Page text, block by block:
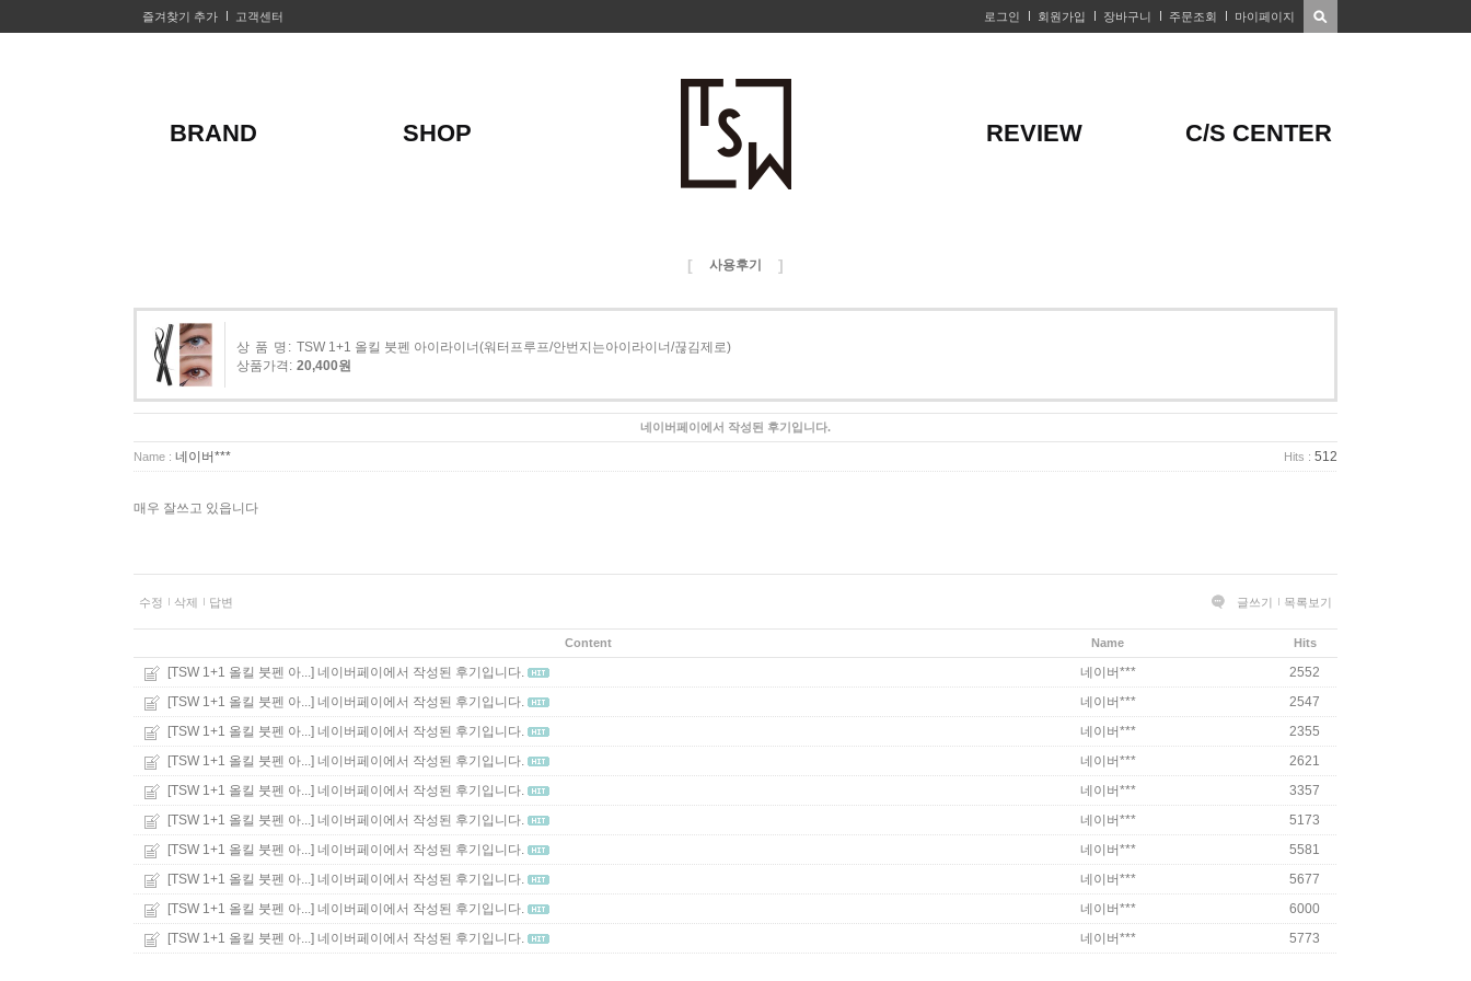
즐겨찾기 추가 고객센터 로그인 회원가입 장바구니 주문조회 마이페이지
BRAND SHOP REVIEW C/S CENTER
[ 사용후기 ]
상 품 명: TSW 1+1 올킬 붓펜 아이라이너(워터프루프/안번지는아이라이너/끊김제로)
상품가격: 20,400원
네이버페이에서 작성된 후기입니다.
Name : 네이버*** Hits : 512
매우 잘쓰고 있읍니다
수정 삭제 답변 글쓰기 목록보기
Content Name Hits
[TSW 1+1 올킬 붓펜 아...] 네이버페이에서 작성된 후기입니다. 네이버***
2552
[TSW 1+1 올킬 붓펜 아...] 네이버페이에서 작성된 후기입니다. 네이버***
2547
[TSW 1+1 올킬 붓펜 아...] 네이버페이에서 작성된 후기입니다. 네이버***
2355
[TSW 1+1 올킬 붓펜 아...] 네이버페이에서 작성된 후기입니다. 네이버***
2621
[TSW 1+1 올킬 붓펜 아...] 네이버페이에서 작성된 후기입니다. 네이버***
3357
[TSW 1+1 올킬 붓펜 아...] 네이버페이에서 작성된 후기입니다. 네이버***
5173
[TSW 1+1 올킬 붓펜 아...] 네이버페이에서 작성된 후기입니다. 네이버***
5581
[TSW 1+1 올킬 붓펜 아...] 네이버페이에서 작성된 후기입니다. 네이버***
5677
[TSW 1+1 올킬 붓펜 아...] 네이버페이에서 작성된 후기입니다. 네이버***
6000
[TSW 1+1 올킬 붓펜 아...] 네이버페이에서 작성된 후기입니다. 네이버*** 5773